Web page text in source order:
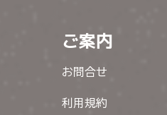
ご案内
お問合せ
利用規約